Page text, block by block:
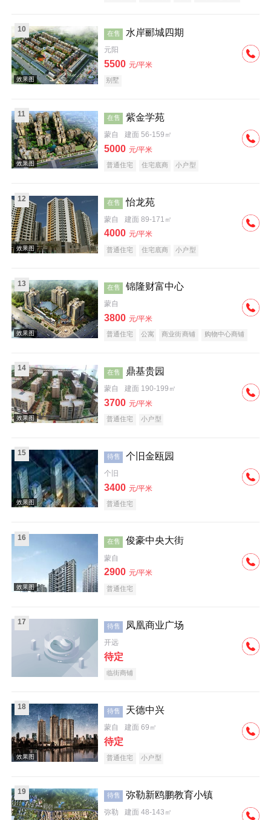
效果图
效果图
10 在售 水岸郦城四期
元阳
5500 元/平米
别墅
11 在售 紫金学苑
蒙自 建面 56-159㎡
5000 元/平米
普通住宅 住宅底商 小户型
效果图
12 在售 怡龙苑
蒙自 建面 89-171㎡
4000 元/平米
普通住宅 住宅底商 小户型
13 在售 锦隆财富中心
蒙自
3800 元/平米
普通住宅 公寓 商业街商铺
购物中心商铺
14 在售 鼎基贵园
蒙自 建面 190-199㎡
3700 元/平米
普通住宅 小户型
15 待售 个旧金瓯园
个旧
3400 元/平米
普通住宅
16 在售 俊豪中央大街
蒙自
2900 元/平米
普通住宅
17 待售 凤凰商业广场
开远
待定
临街商铺
18 待售 天德中兴
蒙自 建面 69㎡
待定
普通住宅 小户型
19 待售 弥勒新鸥鹏教育小镇
弥勒 建面 48-143㎡